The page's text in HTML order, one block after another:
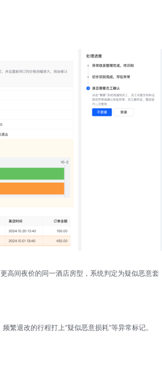
高间夜价的同一酒店房型，系统判定为疑似恶意套
频繁退改的行程打上“疑似恶意损耗”等异常标记。